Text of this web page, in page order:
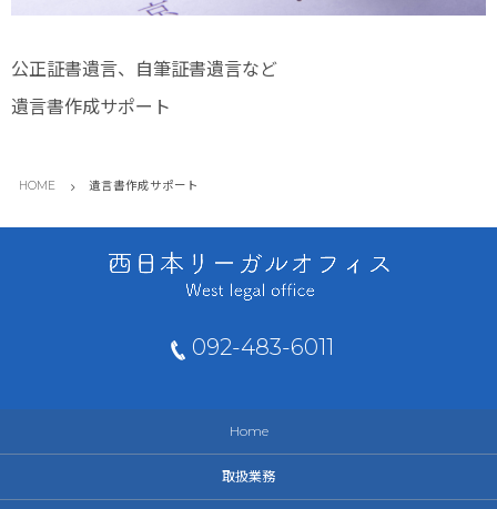
公正証書遺言、自筆証書遺言など
遺言書作成サポート
HOME 遺言書作成サポート
092-483-6011
Home
取扱業務